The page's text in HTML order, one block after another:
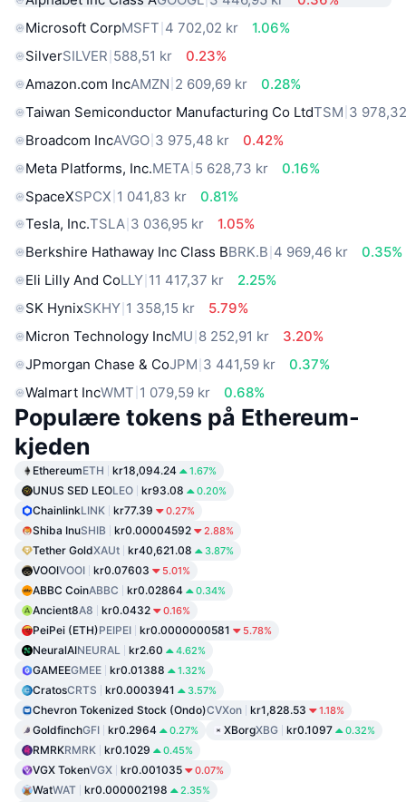
Microsoft CorpMSFT 4 702,02 kr
1.06%
SilverSILVER 588,51 kr
0.23%
Amazon.com IncAMZN 2 609,69 kr
0.28%
Taiwan Semiconductor Manufacturing Co LtdTSM 3
Broadcom IncAVGO 3 975,48 kr
0.42%
Meta Platforms, Inc.META 5 628,73 kr
0.16%
SpaceXSPCX 1 041,83 kr
0.81%
Tesla, Inc.TSLA 3 036,95 kr
1.05%
Berkshire Hathaway Inc Class BBRK.B 4 969,46 kr
0.35%
Eli Lilly And CoLLY 11 417,37 kr
2.25%
SK HynixSKHY 1 358,15 kr
5.79%
Micron Technology IncMU 8 252,91 kr
3.20%
JPmorgan Chase & CoJPM 3 441,59 kr
0.37%
Walmart IncWMT 1 079,59 kr 0.68%
Populære tokens på Ethereum-
kjeden
EthereumETH kr18,094.24 1.67%
UNUS SED LEOLEO kr93.08 0.20%
ChainlinkLINK kr77.39 0.27%
Shiba InuSHIB kr0.00004592 2.88%
Tether GoldXAUt kr40,621.08 3.87%
VOOIVOOI kr0.07603 5.01%
ABBC CoinABBC kr0.02864 0.34%
Ancient8A8 kr0.0432 0.16%
PeiPei (ETH)PEIPEI kr0.0000000581 5.78%
NeuralAINEURAL kr2.60 4.62%
GAMEEGMEE kr0.01388 1.32%
CratosCRTS kr0.0003941 3.57%
Chevron Tokenized Stock (Ondo)CVXon kr1,828.53 1.18%
GoldfinchGFI kr0.2964 0.27% XBorgXBG kr0.1097 0.32%
RMRKRMRK kr0.1029 0.45%
VGX TokenVGX kr0.001035 0.07%
WatWAT kr0.000002198 2.35%